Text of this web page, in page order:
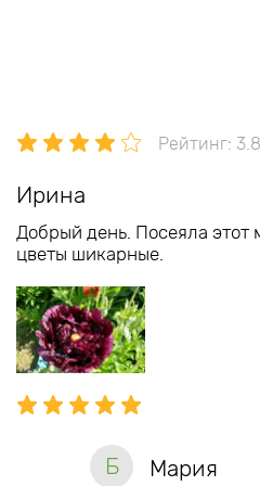
Рейтинг: 3.8
Ирина
Добрый день. Посеяла этот
цветы шикарные.
Б Мария